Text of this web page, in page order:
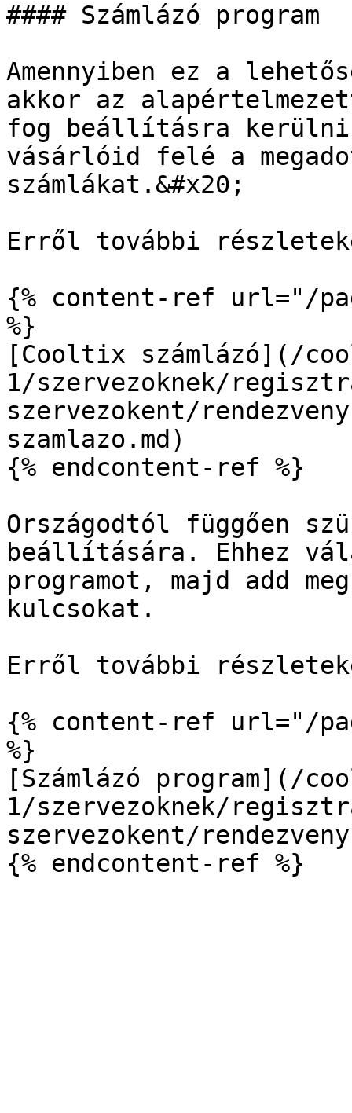
#### Számlázó program
Amennyiben ez a
akkor az
fog beállításra
vásárlóid felé a
számlákat.&#x20;
Erről további
{% content-ref url="/
%}
[Cooltix számlázó](/
1/szervezoknek/
szervezokent/
szamlazo.md)
{% endcontent-ref %}
Országodtól függően
beállítására. Ehhez
programot, majd add
kulcsokat.
Erről további
{% content-ref url="/
%}
[Számlázó program](/
1/szervezoknek/
szervezokent/